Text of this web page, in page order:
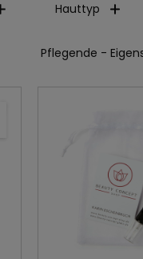
Hauttyp
Pflegende -